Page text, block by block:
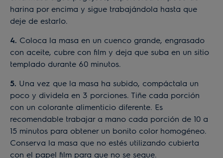
harina por encima y sigue trabajándola hasta que
deje de estarlo.
4. Coloca la masa en un cuenco grande, engrasado
con aceite, cubre con film y deja que suba en un sitio
templado durante 60 minutos.
5. Una vez que la masa ha subido, compáctala un
poco y dividela en 3 porciones. Tiñe cada porción
con un colorante alimenticio diferente. Es
recomendable trabajar a mano cada porción de 10 a
15 minutos para obtener un bonito color homogéneo.
Conserva la masa que no estés utilizando cubierta
con el papel film para que no se seque.